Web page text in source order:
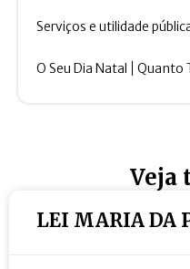
Serviços e utilidade
O Seu Dia Natal Quanto
Veja
LEI MARIA DA